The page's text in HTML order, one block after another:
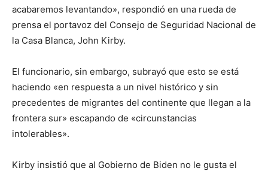
acabaremos levantando», respondió en una rueda de
prensa el portavoz del Consejo de Seguridad Nacional de
la Casa Blanca, John Kirby.
El funcionario, sin embargo, subrayó que esto se está
haciendo «en respuesta a un nivel histórico y sin
precedentes de migrantes del continente que llegan a la
frontera sur» escapando de «circunstancias
intolerables».
Kirby insistió que al Gobierno de Biden no le gusta el